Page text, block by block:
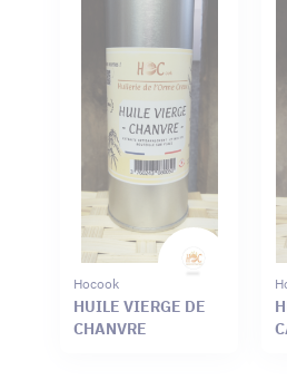
Hocook
HUILE VIERGE DE
CHANVRE